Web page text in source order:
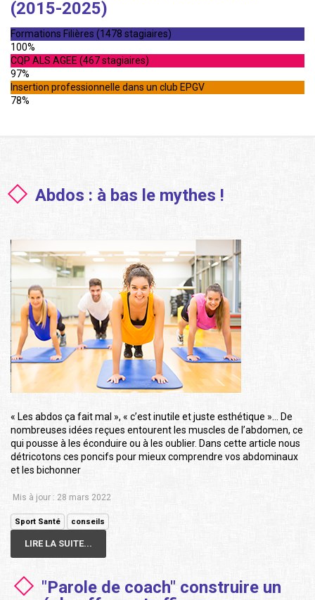
(2015-2025)
Formations Filières (1478 stagiaires)
100%
CQP ALS AGEE (467 stagiaires)
97%
Insertion professionnelle dans un club EPGV
78%
Abdos : à bas le mythes !
« Les abdos ça fait mal », « c’est inutile et juste esthétique »… De
nombreuses idées reçues entourent les muscles de l’abdomen, ce
qui pousse à les éconduire ou à les oublier. Dans cette article nous
détricotons ces poncifs pour mieux comprendre vos abdominaux
et les bichonner
Mis à jour : 28 mars 2022
Sport Santé conseils
LIRE LA SUITE...
"Parole de coach" construire un